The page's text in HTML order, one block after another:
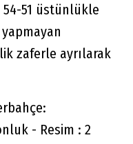
51 üstünlükle
zaferle ayrılarak